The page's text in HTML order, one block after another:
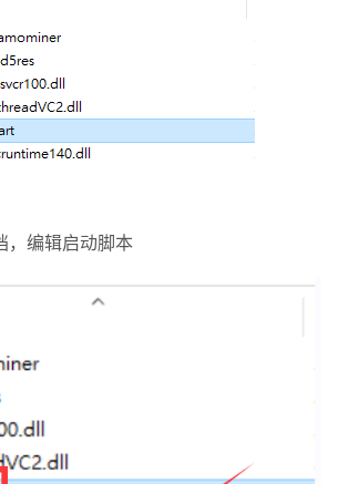
，编辑启动脚本